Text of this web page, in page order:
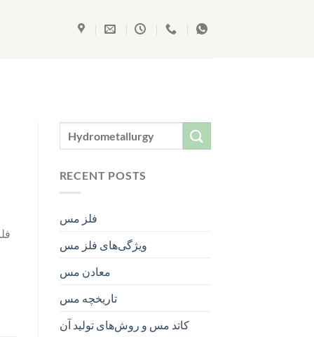
RECENT POSTS
فلز مس
ویژگی‌های فلز مس
معادن مس
تاریخچه‌ مس
کاتد مس و روش‌های تولید آن